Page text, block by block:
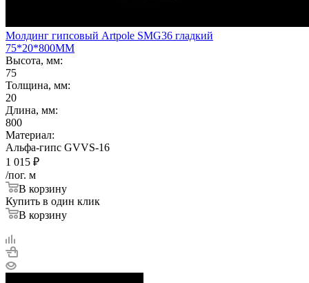
Молдинг гипсовый Artpole SMG36 гладкий
75*20*800ММ
Высота, мм:
75
Толщина, мм:
20
Длина, мм:
800
Материал:
Альфа-гипс GVVS-16
1 015 ₽
/пог. м
В корзину
Купить в один клик
В корзину